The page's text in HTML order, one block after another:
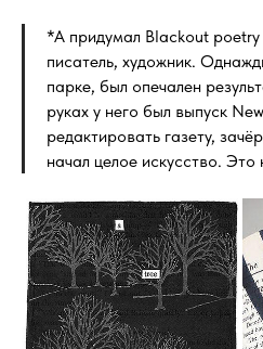
*А придумал Blackout
писатель, художник.
парке, был опечален
руках у него был выпуск
редактировать газету,
начал целое искусство.